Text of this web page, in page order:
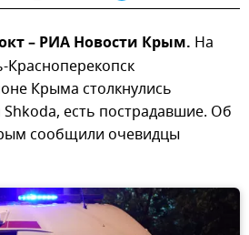
– РИА Новости Крым. На
Крыма столкнулись
есть пострадавшие. Об
сообщили очевидцы